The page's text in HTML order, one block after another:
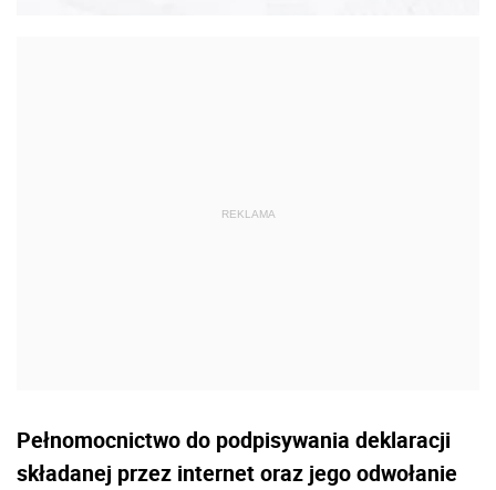
Pełnomocnictwo do podpisywania deklaracji
składanej przez internet oraz jego odwołanie